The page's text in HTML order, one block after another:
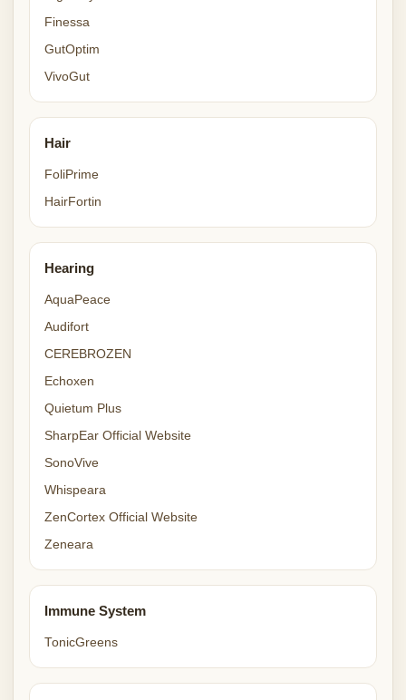
Finessa
GutOptim
VivoGut
Hair
FoliPrime
HairFortin
Hearing
AquaPeace
Audifort
CEREBROZEN
Echoxen
Quietum Plus
SharpEar Official Website
SonoVive
Whispeara
ZenCortex Official Website
Zeneara
Immune System
TonicGreens